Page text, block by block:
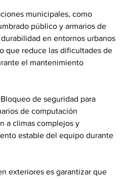
municipales, como
público y armarios de
en entornos urbanos
que reduce las dificultades de
el mantenimiento
de seguridad para
de computación
a climas complejos y
estable del equipo durante
exteriores es garantizar que